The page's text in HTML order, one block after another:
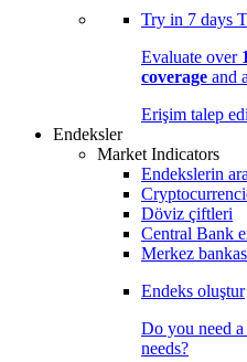
Try in 7 days
Evaluate over
coverage and
Erişim talep
Endeksler
Market Indicators
Endekslerin
Döviz çiftleri
Central Bank
Merkez
Endeks oluştur
Do you need
needs?